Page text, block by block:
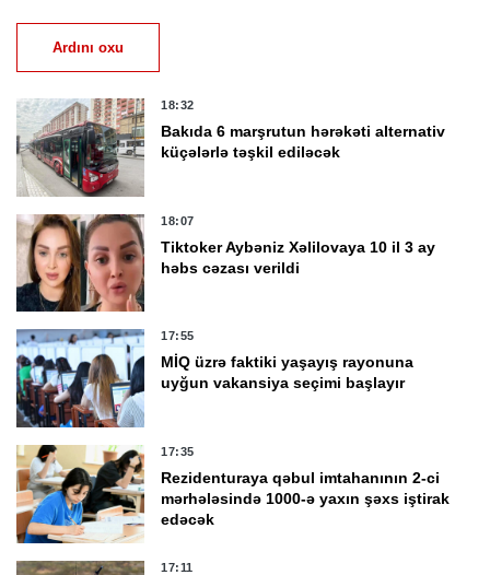
Ardını oxu
18:32
Bakıda 6 marşrutun hərəkəti alternativ
küçələrlə təşkil ediləcək
18:07
Tiktoker Aybəniz Xəlilovaya 10 il 3 ay
həbs cəzası verildi
17:55
MİQ üzrə faktiki yaşayış rayonuna
uyğun vakansiya seçimi başlayır
17:35
Rezidenturaya qəbul imtahanının 2-ci
mərhələsində 1000-ə yaxın şəxs iştirak
edəcək
17:11